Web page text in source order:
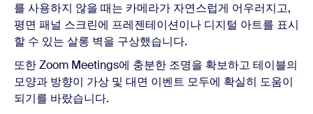
를 사용하지 않을 때는 카메라가 자연스럽게 어우러지고,
평면 패널 스크린에 프레젠테이션이나 디지털 아트를 표시
할 수 있는 살롱 벽을 구상했습니다.
또한 Zoom Meetings에 충분한 조명을 확보하고 테이블의
모양과 방향이 가상 및 대면 이벤트 모두에 확실히 도움이
되기를 바랐습니다.